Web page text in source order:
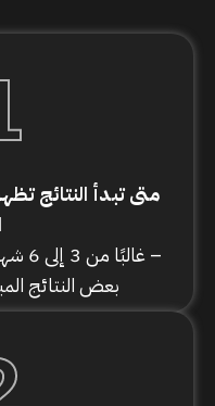
متى تبدأ النتائج
–
بعض النتائج